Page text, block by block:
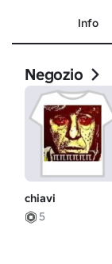
Info
Negozio
chiavi
5